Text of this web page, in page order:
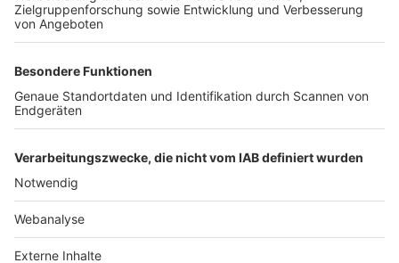
TOP-PARTNER
Nutzungsbedingungen Datenschutz Impressum